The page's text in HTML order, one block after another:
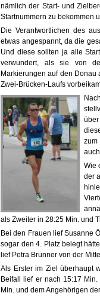
nämlich der Start- und
Startnummern zu bekommen
Die Verantwortlichen des
etwas angespannt, da die
Und diese sollten ja alle
verwundert, als sie von
Markierungen auf den Donau
Zwei-Brücken-Laufs
zum
Wie
der
als Zweiter in 28:25 Min. und
Bei den Frauen lief Susanne
sogar den 4. Platz belegt
lief Petra Brunner von der
Als Erster im Ziel überhaupt
Beifall lief er nach 15:17
Min. und dem Angehörigen